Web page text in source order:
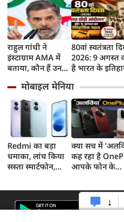
राहुल गांधी ने
इंस्टाग्राम AMA में
बताया, कौन हैं उनका
80वां स्वतंत्रता
2026: 9 अगस्त
है भारत के
जानिए भारत
आंदोलन की
मोबाइल मेनिया
Redmi का बड़ा
धमाका, लांच किया
सस्ता स्मार्टफोन,
क्या सच में
कह रहा है
आपके फोन के